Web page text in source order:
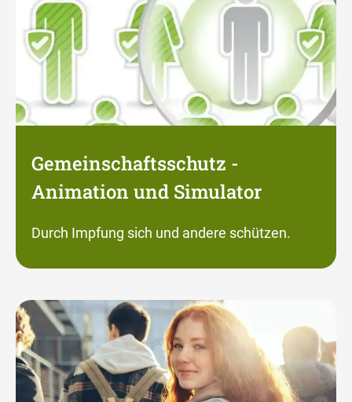
Gemeinschaftsschutz -
Animation und Simulator
Durch Impfung sich und andere schützen.